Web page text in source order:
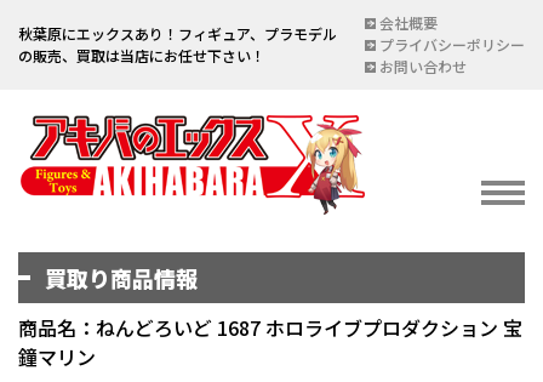
秋葉原にエックスあり！フィギュア、プラモデル
の販売、買取は当店にお任せ下さい！
会社概要
プライバシーポリシー
お問い合わせ
イベント情報
宅配買取のご案内
買取り商品情報
商品名：ねんどろいど 1687 ホロライブプロダクション 宝
鐘マリン